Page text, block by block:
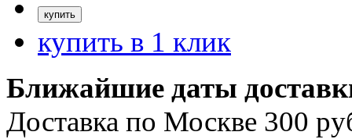
купить в 1 клик
Ближайшие даты
Доставка по Москве 300